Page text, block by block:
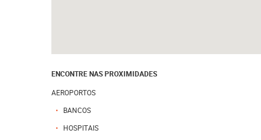
ENCONTRE NAS PROXIMIDADES
AEROPORTOS
BANCOS
HOSPITAIS